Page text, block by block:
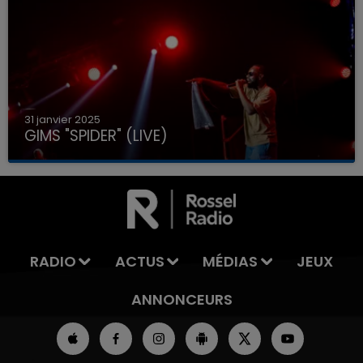
31 janvier 2025
GIMS "SPIDER" (LIVE)
RADIO ACTUS MÉDIAS
JEUX
ANNONCEURS